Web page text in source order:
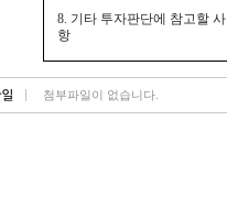
8. 기타 투자판단에 참고할 사
항
첨부파일이 없습니다.